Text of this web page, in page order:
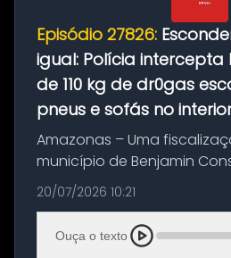
Episódio 27826:
igual: Polícia
de 110 kg de dr0gas
pneus e sofás no
Amazonas – Uma
município de Benjamin
com a apreensão de
quilos de entorpecentes em
embarcação atracada no
materia...
20/07/2026 10:21
Ouça o texto